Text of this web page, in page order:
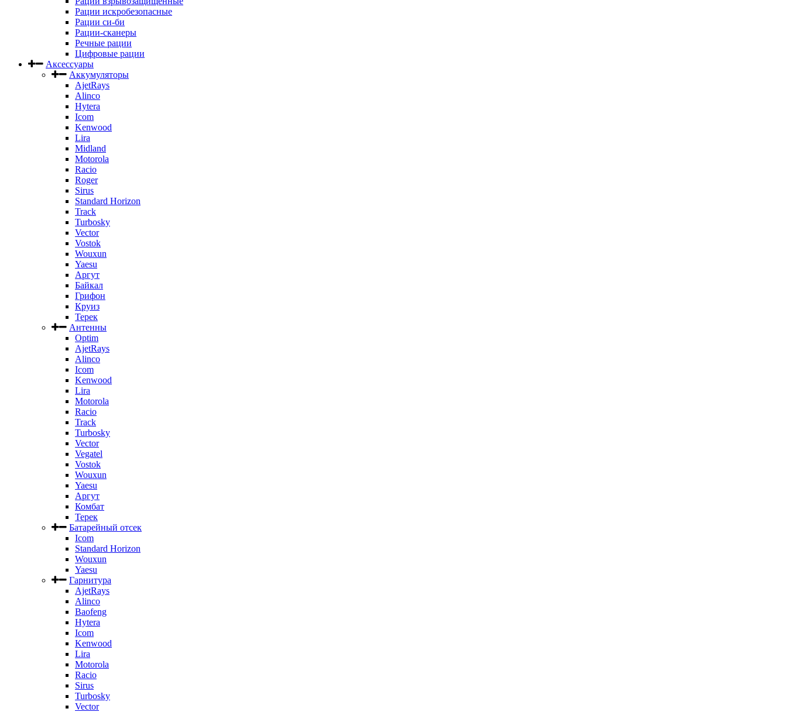
Рации искробезопасные
Рации си-би
Рации-сканеры
Речные рации
Цифровые рации
Аксессуары
Аккумуляторы
AjetRays
Alinco
Hytera
Icom
Kenwood
Lira
Midland
Motorola
Racio
Roger
Sirus
Standard Horizon
Track
Turbosky
Vector
Vostok
Wouxun
Yaesu
Аргут
Байкал
Грифон
Круиз
Терек
Антенны
Optim
AjetRays
Alinco
Icom
Kenwood
Lira
Motorola
Racio
Track
Turbosky
Vector
Vegatel
Vostok
Wouxun
Yaesu
Аргут
Комбат
Терек
Батарейный отсек
Icom
Standard Horizon
Wouxun
Yaesu
Гарнитура
AjetRays
Alinco
Baofeng
Hytera
Icom
Kenwood
Lira
Motorola
Racio
Sirus
Turbosky
Vector